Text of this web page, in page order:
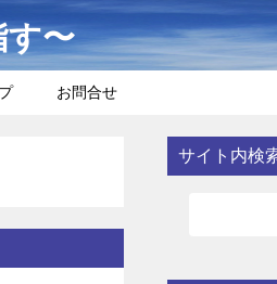
〜
お問合せ
サイト内検